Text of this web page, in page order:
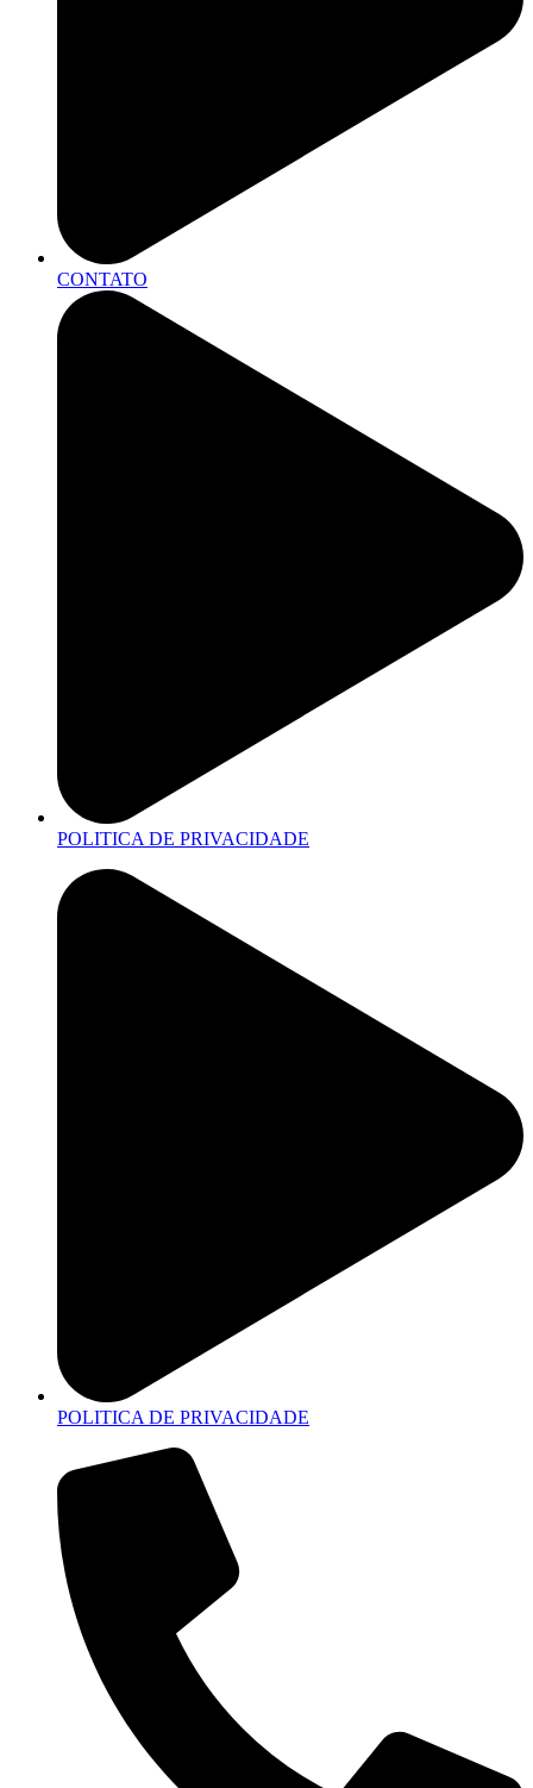
CONTATO
POLITICA DE PRIVACIDADE
POLITICA DE PRIVACIDADE